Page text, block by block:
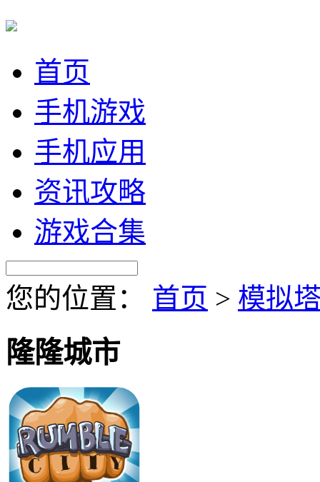
首页
手机游戏
手机应用
资讯攻略
游戏合集
您的位置： 首页 > 模拟
隆隆城市